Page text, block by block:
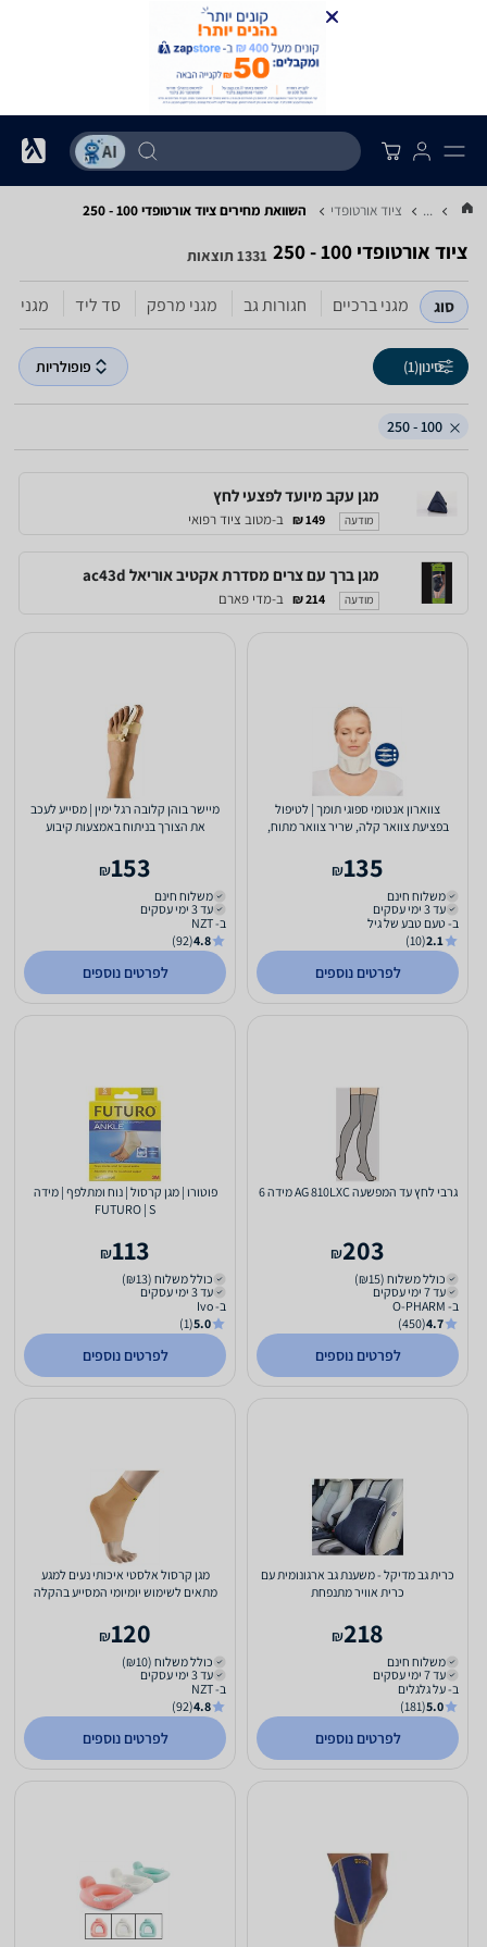
... ציוד אורטופדי השוואת מחירים ציוד אורטופדי ‏100 - 250
ציוד אורטופדי ‏100 - 250 1331 תוצאות
סוג מגני ברכיים חגורות גב מגני מרפק סד ליד מגני
סינון(1) פופולריות
100 - 250
מגן עקב מיועד לפצעי לחץ
מודעה 149 ₪ ב-מטוב ציוד רפואי
מגן ברך עם צרים מסדרת אקטיב אוריאל ac43d
מודעה 214 ₪ ב-מדי פארם
צווארון אנטומי ספוגי תומך | לטיפול
בפציעת צוואר קלה, שריר צוואר מתוח,
135
₪
משלוח חינם
עד 3 ימי עסקים
ב- טעם טבע של גיל
2.1
(10)
לפרטים נוספים
מיישר בוהן קלובה רגל ימין | מסייע לעכב
את הצורך בניתוח באמצעות קיבוע
153
₪
משלוח חינם
עד 3 ימי עסקים
ב- NZT
4.8
(92)
לפרטים נוספים
גרבי לחץ עד המפשעה AG 810LXC מידה 6
203
₪
כולל משלוח (₪15)
עד 7 ימי עסקים
ב- O-PHARM
4.7
(450)
לפרטים נוספים
פוטורו | מגן קרסול | נוח ומתלפף | מידה
FUTURO | S
113
₪
כולל משלוח (₪13)
עד 3 ימי עסקים
ב- Ivo
5.0
(1)
לפרטים נוספים
כרית גב מדיקל - משענת גב ארגונומית עם
כרית אוויר מתנפחת
218
₪
משלוח חינם
עד 7 ימי עסקים
ב- על גלגלים
5.0
(181)
לפרטים נוספים
מגן קרסול אלסטי איכותי נעים למגע
מתאים לשימוש יומיומי המסייע בהקלה
120
₪
כולל משלוח (₪10)
עד 3 ימי עסקים
ב- NZT
4.8
(92)
לפרטים נוספים